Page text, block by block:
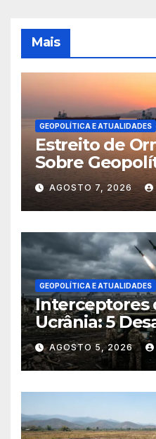
Mais
GEOPOLÍTICA E ATUALIDADES
Estreito de
Sobre
AGOSTO 7, 2026
GEOPOLÍTICA E ATUALIDADES
Interceptores
Ucrânia: 5
AGOSTO 5, 2026